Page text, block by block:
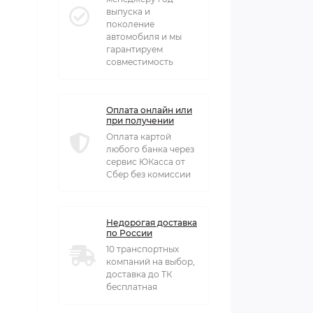
выпуска и
поколение
автомобиля и мы
гарантируем
совместимость
Оплата онлайн или
при получении
Оплата картой
любого банка через
сервис ЮКасса от
Сбер без комиссии
Недорогая доставка
по России
10 транспортных
компаний на выбор,
доставка до ТК
бесплатная